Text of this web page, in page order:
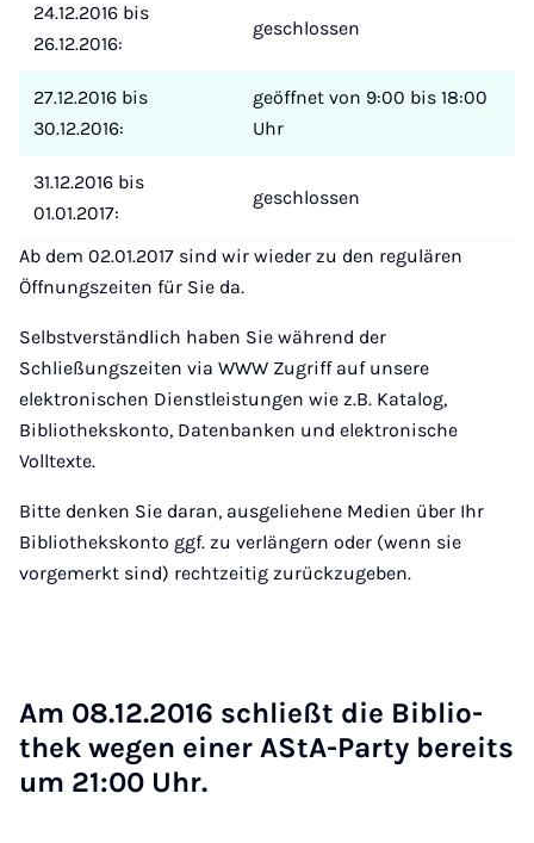
24.12.2016 bis
26.12.2016:
geschlossen
27.12.2016 bis
30.12.2016:
geöffnet von 9:00 bis 18:00
Uhr
31.12.2016 bis
01.01.2017:
geschlossen
Ab dem 02.01.2017 sind wir wieder zu den regulären
Öffnungszeiten für Sie da.
Selbstverständlich haben Sie während der
Schließungszeiten via WWW Zugriff auf unsere
elektronischen Dienstleistungen wie z.B. Katalog,
Bibliothekskonto, Datenbanken und elektronische
Volltexte.
Bitte denken Sie daran, ausgeliehene Medien über Ihr
Bibliothekskonto ggf. zu verlängern oder (wenn sie
vorgemerkt sind) rechtzeitig zurückzugeben.
Am 08.12.2016 schließt die Bi­blio­
thek we­gen ei­ner AS­tA-Par­ty be­reits
um 21:00 Uhr.